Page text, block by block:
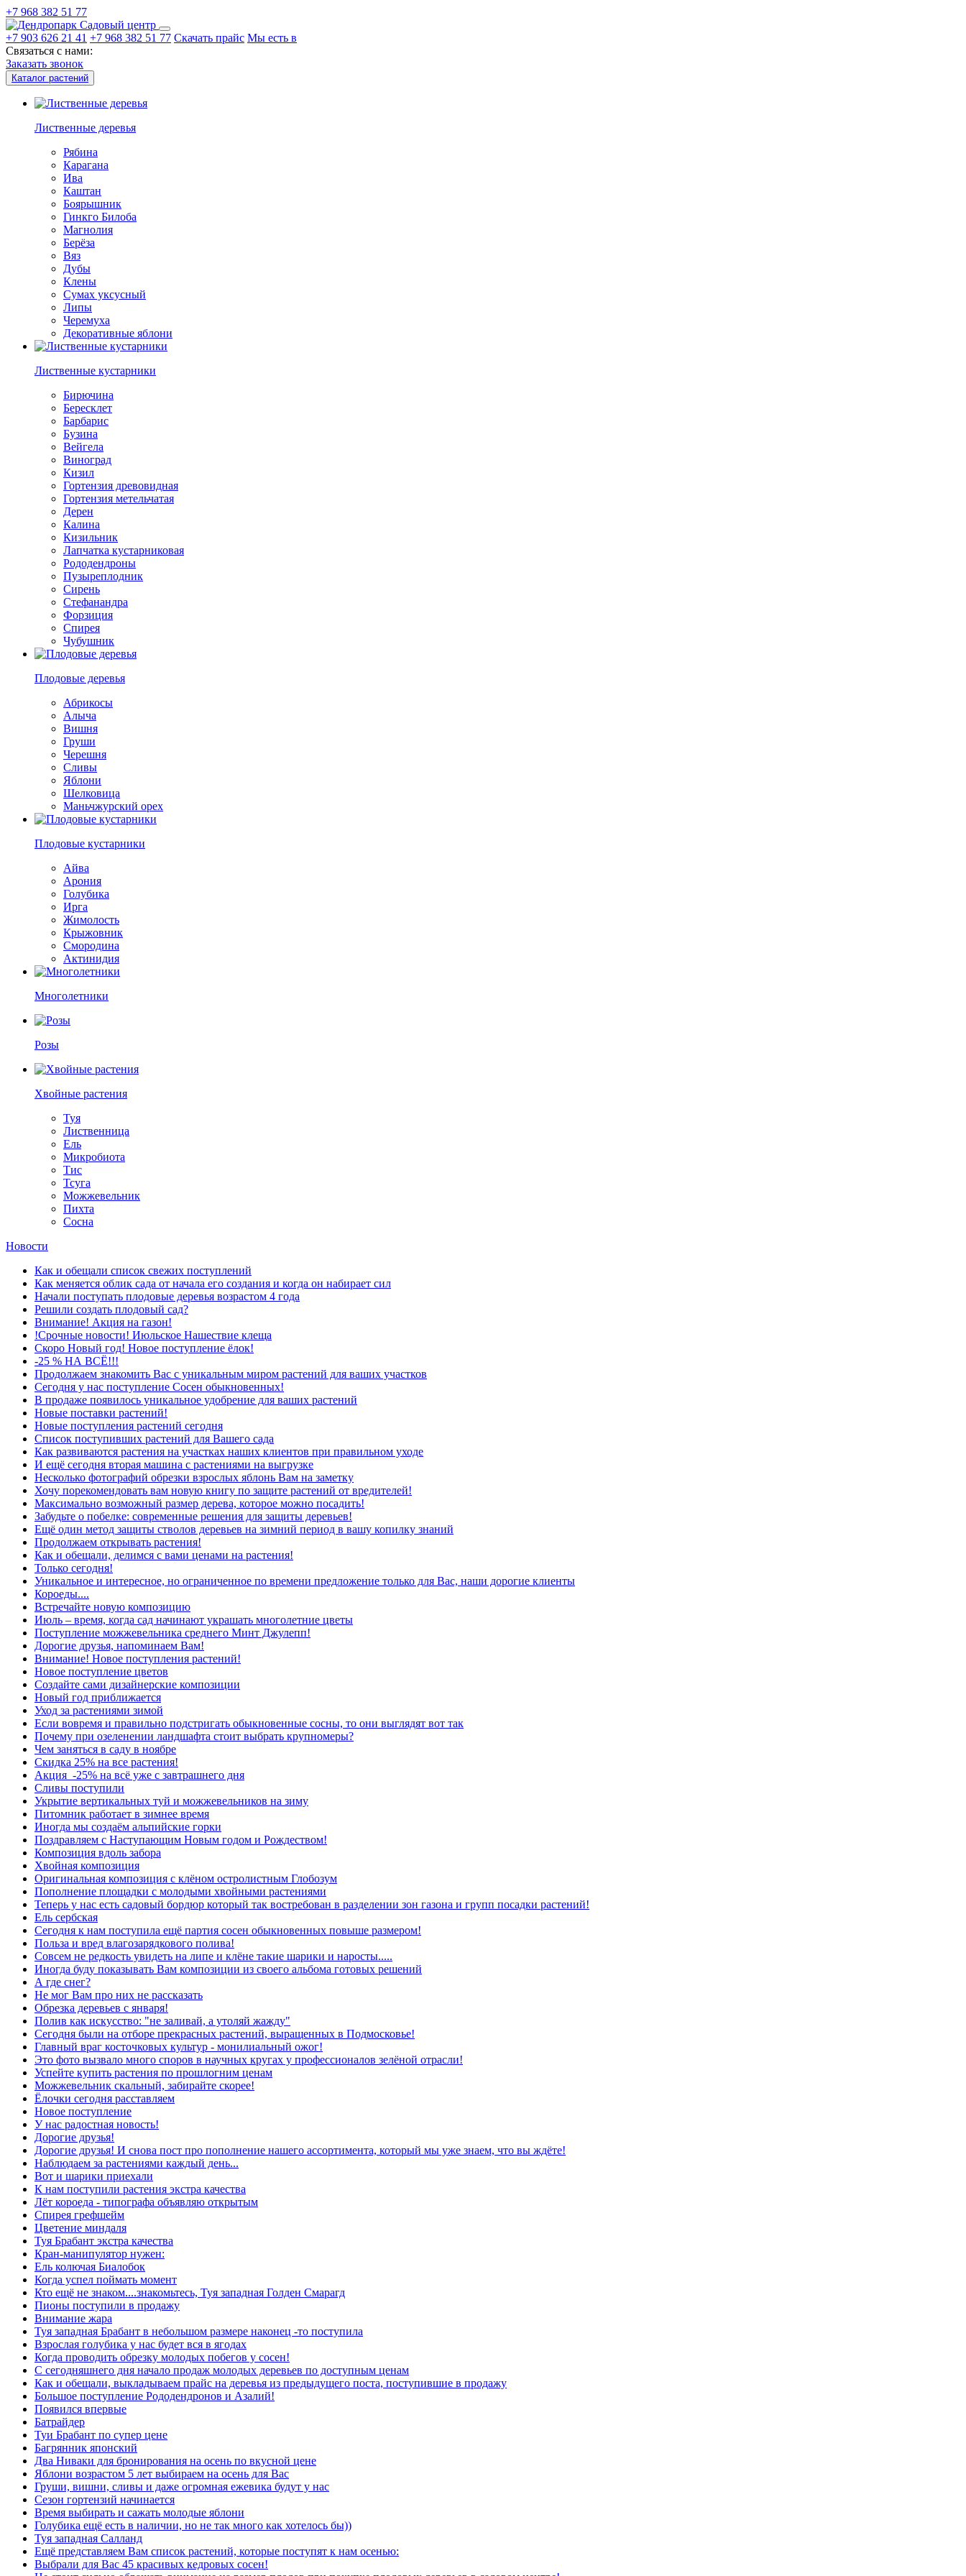
+7 968 382 51 77
Садовый центр
+7 903 626 21 41 +7 968 382 51 77 Скачать прайс Мы есть в
Связаться с нами:
Заказать звонок
Каталог растений
Лиственные деревья
Рябина
Карагана
Ива
Каштан
Боярышник
Гинкго Билоба
Магнолия
Берёза
Вяз
Дубы
Клены
Сумах уксусный
Липы
Черемуха
Декоративные яблони
Лиственные кустарники
Бирючина
Бересклет
Барбарис
Бузина
Вейгела
Виноград
Кизил
Гортензия древовидная
Гортензия метельчатая
Дерен
Калина
Кизильник
Лапчатка кустарниковая
Рододендроны
Пузыреплодник
Сирень
Стефанандра
Форзиция
Спирея
Чубушник
Плодовые деревья
Абрикосы
Алыча
Вишня
Груши
Черешня
Сливы
Яблони
Шелковица
Маньчжурский орех
Плодовые кустарники
Айва
Арония
Голубика
Ирга
Жимолость
Крыжовник
Смородина
Актинидия
Многолетники
Розы
Хвойные растения
Туя
Лиственница
Ель
Микробиота
Тис
Тсуга
Можжевельник
Пихта
Сосна
Новости
Как и обещали список свежих поступлений
Как меняется облик сада от начала его создания и когда он набирает сил
Начали поступать плодовые деревья возрастом 4 года
Решили создать плодовый сад?
Внимание! Акция на газон!
!Срочные новости! Июльское Нашествие клеща
Скоро Новый год! Новое поступление ёлок!
-25 % НА ВСЁ!!!
Продолжаем знакомить Вас с уникальным миром растений для ваших участков
Сегодня у нас поступление Сосен обыкновенных!
В продаже появилось уникальное удобрение для ваших растений
Новые поставки растений!
Новые поступления растений сегодня
Список поступивших растений для Вашего сада
Как развиваются растения на участках наших клиентов при правильном уходе
И ещё сегодня вторая машина с растениями на выгрузке
Несколько фотографий обрезки взрослых яблонь Вам на заметку
Хочу порекомендовать вам новую книгу по защите растений от вредителей!
Максимально возможный размер дерева, которое можно посадить!
Забудьте о побелке: современные решения для защиты деревьев!
Ещё один метод защиты стволов деревьев на зимний период в вашу копилку знаний
Продолжаем открывать растения!
Как и обещали, делимся с вами ценами на растения!
Только сегодня!
Уникальное и интересное, но ограниченное по времени предложение только для Вас, наши дорогие клиенты
Короеды....
Встречайте новую композицию
Июль – время, когда сад начинают украшать многолетние цветы
Поступление можжевельника среднего Минт Джулепп!
Дорогие друзья, напоминаем Вам!
Внимание! Новое поступления растений!
Новое поступление цветов
Создайте сами дизайнерские композиции
Новый год приближается
Уход за растениями зимой
Если вовремя и правильно подстригать обыкновенные сосны, то они выглядят вот так
Почему при озеленении ландшафта стоит выбрать крупномеры?
Чем заняться в саду в ноябре
Скидка 25% на все растения!
Акция -25% на всё уже с завтрашнего дня
Сливы поступили
Укрытие вертикальных туй и можжевельников на зиму
Питомник работает в зимнее время
Иногда мы создаём альпийские горки
Поздравляем с Наступающим Новым годом и Рождеством!
Композиция вдоль забора
Хвойная композиция
Оригинальная композиция с клёном остролистным Глобозум
Пополнение площадки с молодыми хвойными растениями
Теперь у нас есть садовый бордюр который так востребован в разделении зон газона и групп посадки растений!
Ель сербская
Сегодня к нам поступила ещё партия сосен обыкновенных повыше размером!
Польза и вред влагозарядкового полива!
Совсем не редкость увидеть на липе и клёне такие шарики и наросты.....
Иногда буду показывать Вам композиции из своего альбома готовых решений
А где снег?
Не мог Вам про них не рассказать
Обрезка деревьев с января!
Полив как искусство: "не заливай, а утоляй жажду"
Сегодня были на отборе прекрасных растений, выращенных в Подмосковье!
Главный враг косточковых культур - монилиальный ожог!
Это фото вызвало много споров в научных кругах у профессионалов зелёной отрасли!
Успейте купить растения по прошлогним ценам
Можжевельник скальный, забирайте скорее!
Ёлочки сегодня расставляем
Новое поступление
У нас радостная новость!
Дорогие друзья!
Дорогие друзья! И снова пост про пополнение нашего ассортимента, который мы уже знаем, что вы ждёте!
Наблюдаем за растениями каждый день...
Вот и шарики приехали
К нам поступили растения экстра качества
Лёт короеда - типографа объявляю открытым
Спирея грефшейм
Цветение миндаля
Туя Брабант экстра качества
Кран-манипулятор нужен:
Ель колючая Биалобок
Когда успел поймать момент
Кто ещё не знаком....знакомьтесь, Туя западная Голден Смарагд
Пионы поступили в продажу
Внимание жара
Туя западная Брабант в небольшом размере наконец -то поступила
Взрослая голубика у нас будет вся в ягодах
Когда проводить обрезку молодых побегов у сосен!
С сегодняшнего дня начало продаж молодых деревьев по доступным ценам
Как и обещали, выкладываем прайс на деревья из предыдущего поста, поступившие в продажу
Большое поступление Рододендронов и Азалий!
Появился впервые
Батрайдер
Туи Брабант по супер цене
Багрянник японский
Два Ниваки для бронирования на осень по вкусной цене
Яблони возрастом 5 лет выбираем на осень для Вас
Груши, вишни, сливы и даже огромная ежевика будут у нас
Сезон гортензий начинается
Время выбирать и сажать молодые яблони
Голубика ещё есть в наличии, но не так много как хотелось бы))
Туя западная Салланд
Ещё представляем Вам список растений, которые поступят к нам осенью:
Выбрали для Вас 45 красивых кедровых сосен!